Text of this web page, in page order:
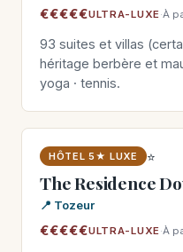
€€€€€ULTRA-LUXE ·À
93 suites et villas
héritage berbère et
yoga · tennis.
HÔTEL 5★ LUXE ⭐
The Residence
📍 Tozeur
€€€€€ULTRA-LUXE ·À